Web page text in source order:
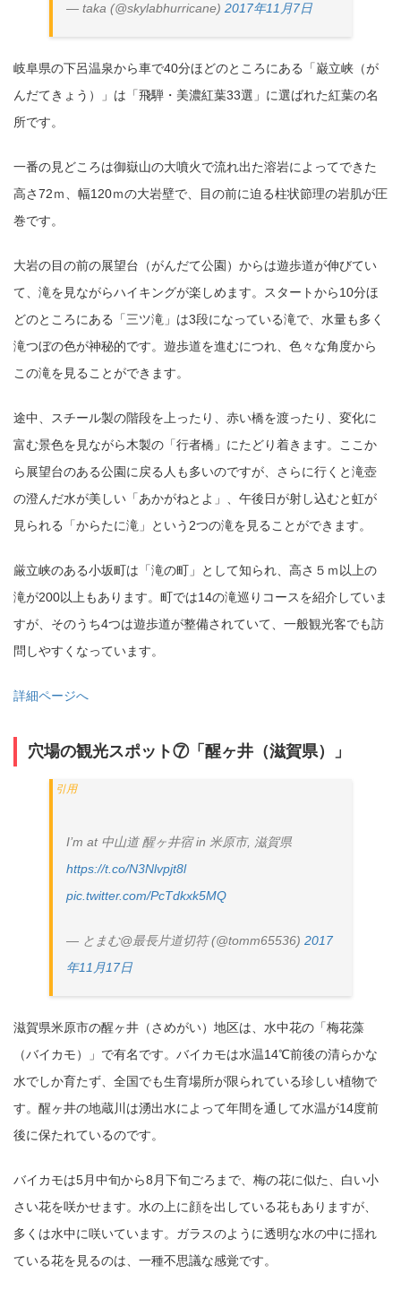
— taka (@skylabhurricane) 2017年11月7日
岐阜県の下呂温泉から車で40分ほどのところにある「巌立峡（が
んだてきょう）」は「飛騨・美濃紅葉33選」に選ばれた紅葉の名
所です。
一番の見どころは御嶽山の大噴火で流れ出た溶岩によってできた
高さ72ｍ、幅120ｍの大岩壁で、目の前に迫る柱状節理の岩肌が圧
巻です。
大岩の目の前の展望台（がんだて公園）からは遊歩道が伸びてい
て、滝を見ながらハイキングが楽しめます。スタートから10分ほ
どのところにある「三ツ滝」は3段になっている滝で、水量も多く
滝つぼの色が神秘的です。遊歩道を進むにつれ、色々な角度から
この滝を見ることができます。
途中、スチール製の階段を上ったり、赤い橋を渡ったり、変化に
富む景色を見ながら木製の「行者橋」にたどり着きます。ここか
ら展望台のある公園に戻る人も多いのですが、さらに行くと滝壺
の澄んだ水が美しい「あかがねとよ」、午後日が射し込むと虹が
見られる「からたに滝」という2つの滝を見ることができます。
厳立峡のある小坂町は「滝の町」として知られ、高さ５ｍ以上の
滝が200以上もあります。町では14の滝巡りコースを紹介していま
すが、そのうち4つは遊歩道が整備されていて、一般観光客でも訪
問しやすくなっています。
詳細ページへ
穴場の観光スポット⑦「醒ヶ井（滋賀県）」
I’m at 中山道 醒ヶ井宿 in 米原市, 滋賀県
https://t.co/N3Nlvpjt8l
pic.twitter.com/PcTdkxk5MQ
— とまむ@最長片道切符 (@tomm65536) 2017
年11月17日
滋賀県米原市の醒ヶ井（さめがい）地区は、水中花の「梅花藻
（バイカモ）」で有名です。バイカモは水温14℃前後の清らかな
水でしか育たず、全国でも生育場所が限られている珍しい植物で
す。醒ヶ井の地蔵川は湧出水によって年間を通して水温が14度前
後に保たれているのです。
バイカモは5月中旬から8月下旬ごろまで、梅の花に似た、白い小
さい花を咲かせます。水の上に顔を出している花もありますが、
多くは水中に咲いています。ガラスのように透明な水の中に揺れ
ている花を見るのは、一種不思議な感覚です。